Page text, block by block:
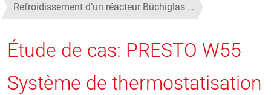
Refroidissement d’un réacteur Büchiglas …
Étude de cas: PRESTO W55
Système de thermostatisation